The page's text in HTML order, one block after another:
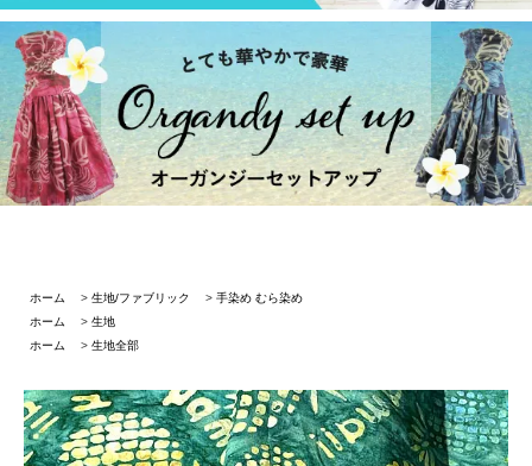
ホーム > 生地/ファブリック > 手染め むら染め
ホーム
> 生地
ホーム
> 生地全部